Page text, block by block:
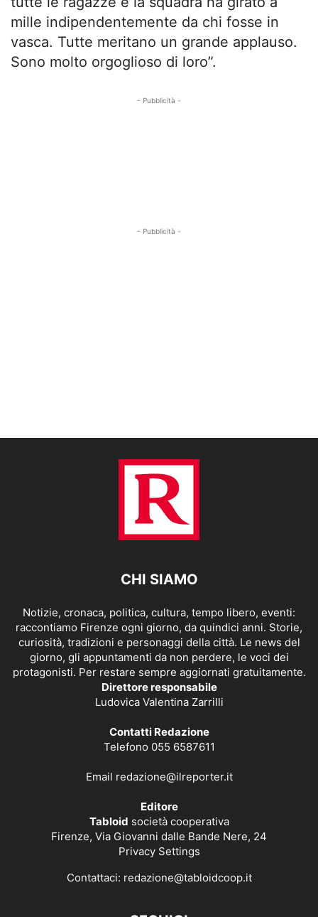
mille indipendentemente da chi fosse in
vasca. Tutte meritano un grande applauso.
Sono molto orgoglioso di loro”.
- Pubblicità -
- Pubblicità -
CHI SIAMO
Notizie, cronaca, politica, cultura, tempo libero, eventi:
raccontiamo Firenze ogni giorno, da quindici anni. Storie,
curiosità, tradizioni e personaggi della città. Le news del
giorno, gli appuntamenti da non perdere, le voci dei
protagonisti. Per restare sempre aggiornati gratuitamente.
Direttore responsabile
Ludovica Valentina Zarrilli
Contatti Redazione
Telefono 055 6587611
Email redazione@ilreporter.it
Editore
Tabloid società cooperativa
Firenze, Via Giovanni dalle Bande Nere, 24
Privacy Settings
Contattaci: redazione@tabloidcoop.it